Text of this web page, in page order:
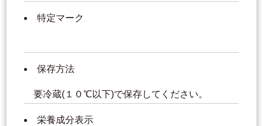
特定マーク
保存方法
要冷蔵(１０℃以下)で保存してください。
栄養成分表示